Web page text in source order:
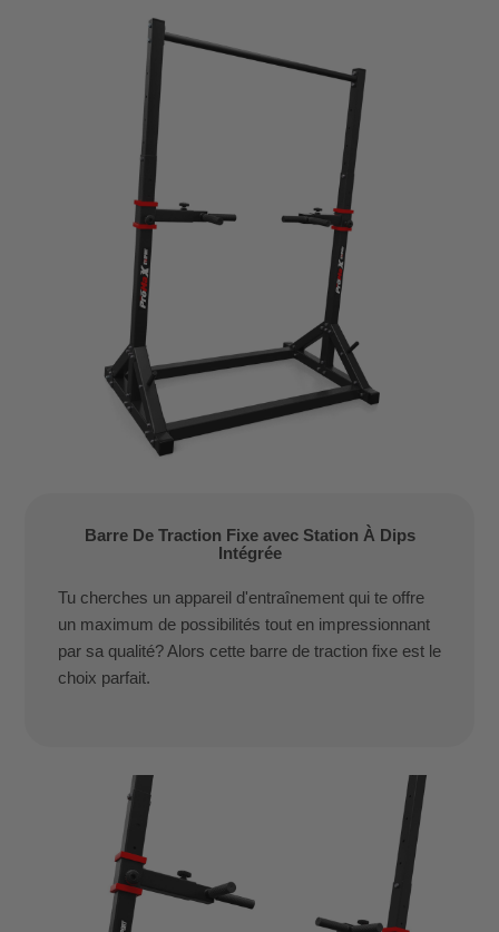
Barre De Traction Fixe avec Station À Dips
Intégrée
Tu cherches un appareil d'entraînement qui te offre
un maximum de possibilités tout en impressionnant
par sa qualité? Alors cette barre de traction fixe est le
choix parfait.